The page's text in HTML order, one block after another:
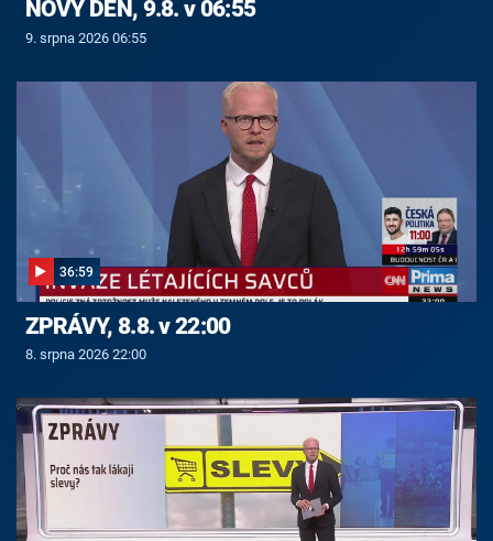
NOVÝ DEN, 9.8. v 06:55
9. srpna 2026 06:55
36:59
ZPRÁVY, 8.8. v 22:00
8. srpna 2026 22:00